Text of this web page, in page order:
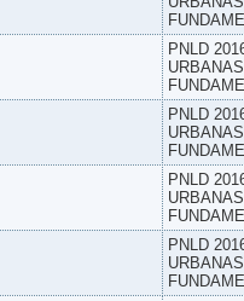
PNLD
PNLD
PNLD
PNLD